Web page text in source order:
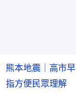
熊本地震｜高市
指方便民眾理解